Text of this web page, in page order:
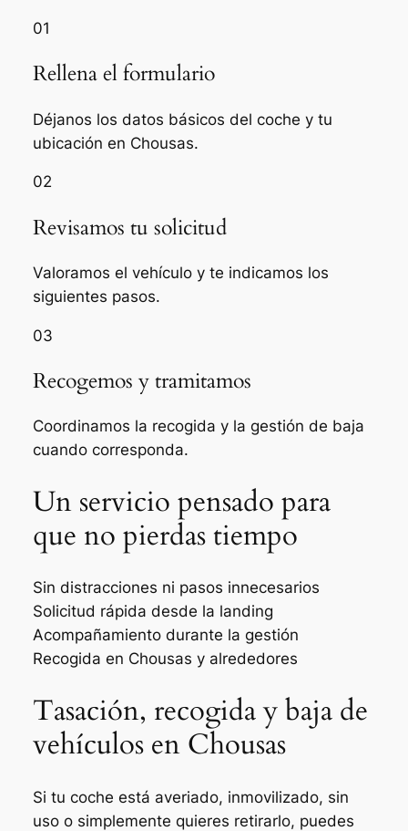
01
Rellena el formulario
Déjanos los datos básicos del coche y tu
ubicación en Chousas.
02
Revisamos tu solicitud
Valoramos el vehículo y te indicamos los
siguientes pasos.
03
Recogemos y tramitamos
Coordinamos la recogida y la gestión de baja
cuando corresponda.
Un servicio pensado para
que no pierdas tiempo
Sin distracciones ni pasos innecesarios
Solicitud rápida desde la landing
Acompañamiento durante la gestión
Recogida en Chousas y alrededores
Tasación, recogida y baja de
vehículos en Chousas
Si tu coche está averiado, inmovilizado, sin
uso o simplemente quieres retirarlo, puedes